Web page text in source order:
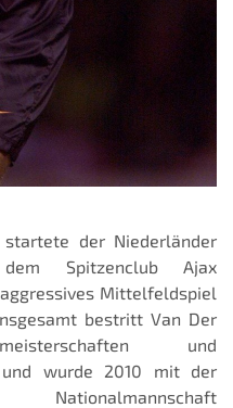
der Niederländer
Spitzenclub Ajax
Mittelfeldspiel
bestritt Van Der
und
und wurde 2010 mit der